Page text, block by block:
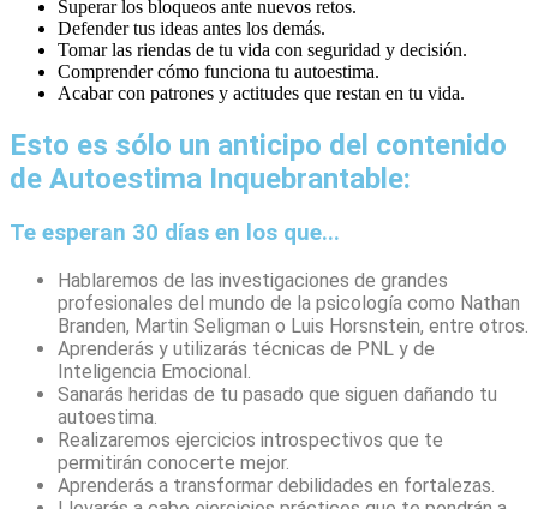
Superar los bloqueos ante nuevos retos.
Defender tus ideas antes los demás.
Tomar las riendas de tu vida con seguridad y decisión.
Comprender cómo funciona tu autoestima.
Acabar con patrones y actitudes que restan en tu vida.
Esto es sólo un anticipo del contenido
de Autoestima Inquebrantable:
Te esperan 30 días en los que...
Hablaremos de las investigaciones de grandes
profesionales del mundo de la psicología como Nathan
Branden, Martin Seligman o Luis Horsnstein, entre otros.
Aprenderás y utilizarás técnicas de PNL y de
Inteligencia Emocional.
Sanarás heridas de tu pasado que siguen dañando tu
autoestima.
Realizaremos ejercicios introspectivos que te
permitirán conocerte mejor.
Aprenderás a transformar debilidades en fortalezas.